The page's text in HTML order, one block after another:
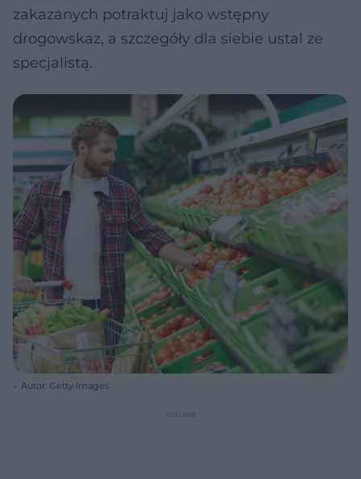
zakazanych potraktuj jako wstępny
drogowskaz, a szczegóły dla siebie ustal ze
specjalistą.
Autor: Getty Images